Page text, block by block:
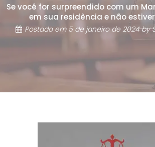
Se você for surpreendido com um
em sua residência e não
Postado em 5 de janeiro de 2024by